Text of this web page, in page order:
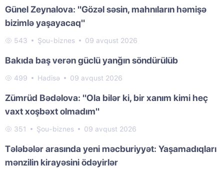
Günel Zeynalova: "Gözəl səsin, mahnıların həmişə
bizimlə yaşayacaq"
543 Şou-biznes 09 avqust 2026
Bakıda baş verən güclü yanğın söndürülüb
499 Hadisə 09 avqust 2026
Zümrüd Bədəlova: "Ola bilər ki, bir xanım kimi heç
vaxt xoşbəxt olmadım"
351 Şou-biznes 09 avqust 2026
Tələbələr arasında yeni məcburiyyət: Yaşamadıqları
mənzilin kirayəsini ödəyirlər